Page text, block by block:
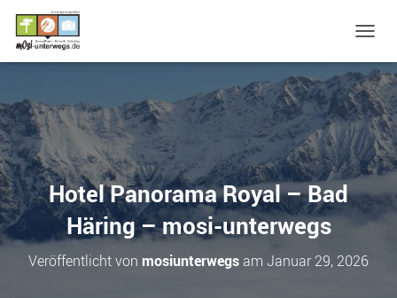
A
V
I
G
A
T
I
O
N
C
Hotel Panorama Royal – Bad
Häring – mosi-unterwegs
Veröffentlicht von mosiunterwegs am Januar 29, 2026